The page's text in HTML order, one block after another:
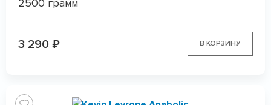
2500 грамм
3 290 ₽ В КОРЗИНУ